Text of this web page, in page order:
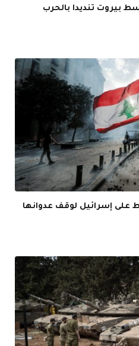
بيروت تنديدا بالحرب
على إسرائيل لوقف عدوانها